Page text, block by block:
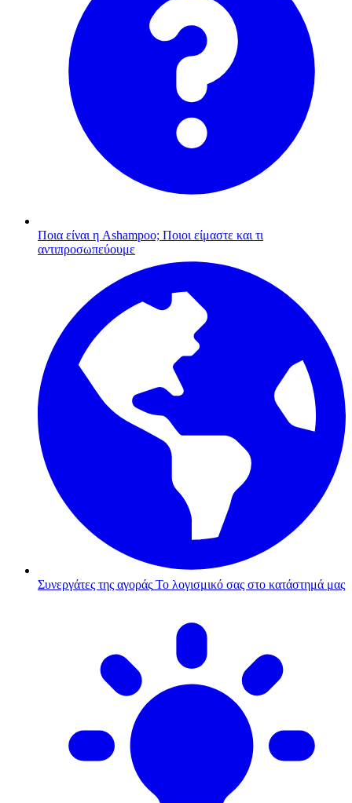
Ποια είναι η Ashampoo; Ποιοι είμαστε και τι
αντιπροσωπεύουμε
Συνεργάτες της αγοράς Το λογισμικό σας στο κατάστημά μας